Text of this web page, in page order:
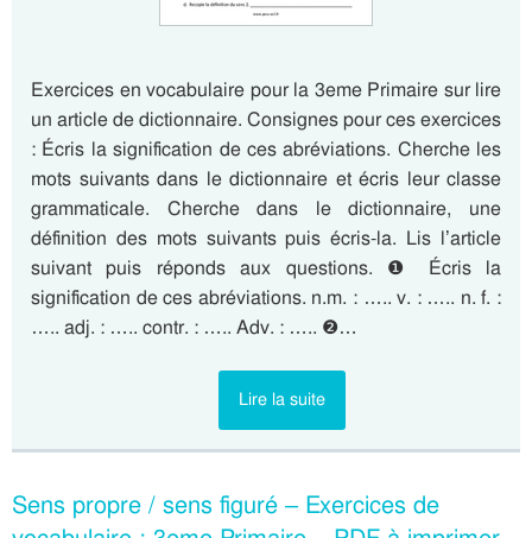
Exercices en vocabulaire pour la 3eme Primaire sur lire
un article de dictionnaire. Consignes pour ces exercices
: Écris la signification de ces abréviations. Cherche les
mots suivants dans le dictionnaire et écris leur classe
grammaticale. Cherche dans le dictionnaire, une
définition des mots suivants puis écris-la. Lis l’article
suivant puis réponds aux questions. ❶ Écris la
signification de ces abréviations. n.m. : ….. v. : ….. n. f. :
….. adj. : ….. contr. : ….. Adv. : ….. ❷…
Lire la suite
Sens propre / sens figuré – Exercices de